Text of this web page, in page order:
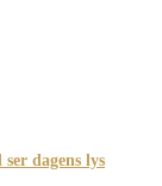
dagens lys